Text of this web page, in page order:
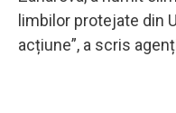
limbilor protejate din
acțiune”, a scris